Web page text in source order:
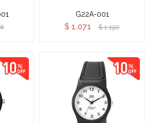
G22A-001
$ 1.071 $ 1.190